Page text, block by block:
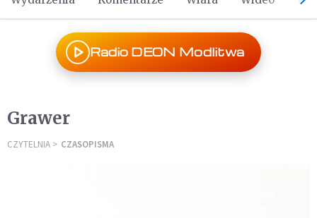
Radio DEON Modlitwa
Grawer
CZYTELNIA CZASOPISMA